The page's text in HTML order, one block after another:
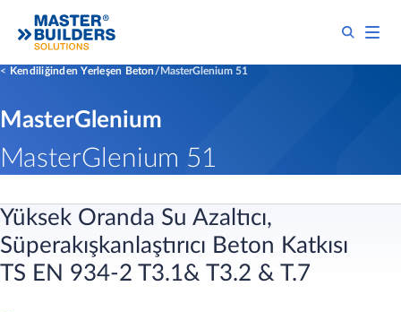
Kendiliğinden Yerleşen Beton MasterGlenium 51
MasterGlenium
MasterGlenium 51
Yüksek Oranda Su Azaltıcı,
Süperakışkanlaştırıcı Beton Katkısı
TS EN 934-2 T3.1& T3.2 & T.7